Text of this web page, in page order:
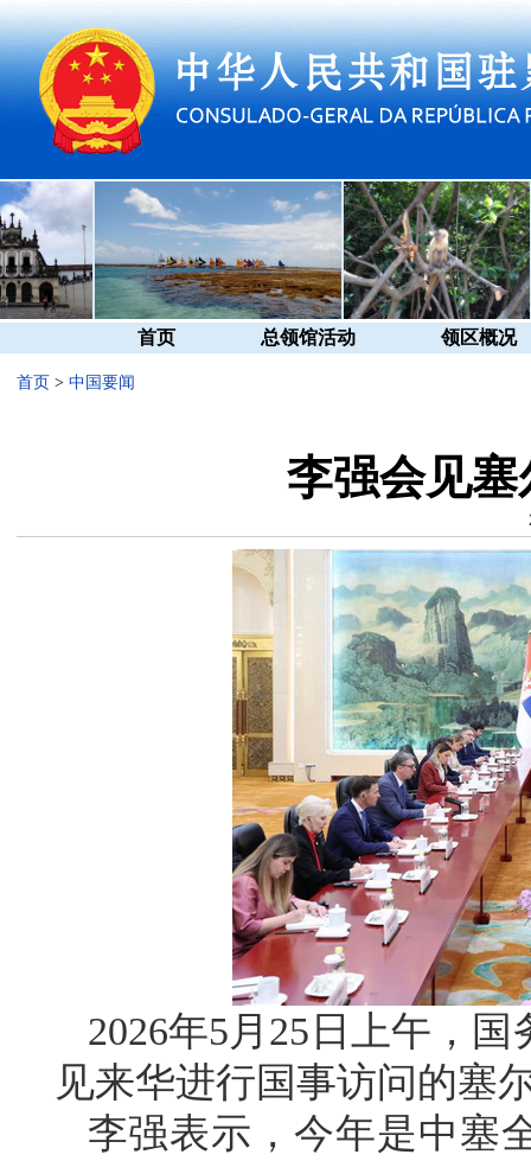
首页 总领馆活动 领区概况
首页 > 中国要闻
李强会见
2026年5月25日上午，
见来华进行国事访问的塞
李强表示，今年是中塞